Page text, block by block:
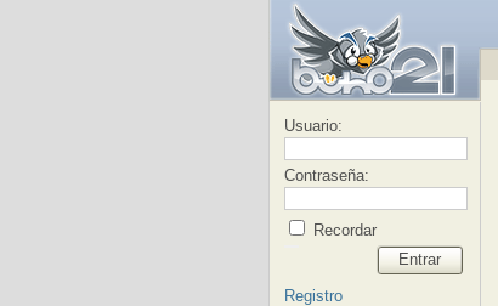
Usuario:
Contraseña:
Recordar
Entrar
Registro